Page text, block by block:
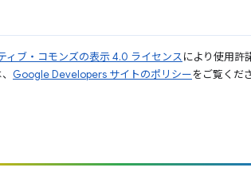
ィブ・コモンズの表示 4.0 ライセンスにより使用許
Google Developers サイトのポリシーをご覧くだ